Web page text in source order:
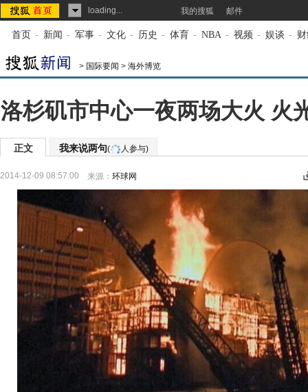
loading... 我的搜狐 邮件
首页 - 新闻 - 军事 - 文化 - 历史 - 体育 - NBA - 视频 - 娱谈 -
> 国际要闻 > 海外博览
洛杉矶市中心一夜两场大火 火
正文 我来说两句( 人参与)
2014-12-09 08:57:00 来源： 环球网